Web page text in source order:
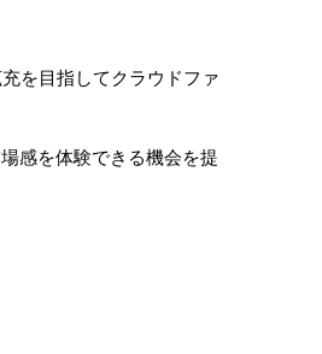
を目指してクラウドファ
感を体験できる機会を提